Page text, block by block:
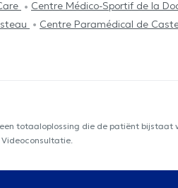
Centre Médico-Sportif de la
Centre Paramédical de
totaaloplossing die de patiënt bijstaat